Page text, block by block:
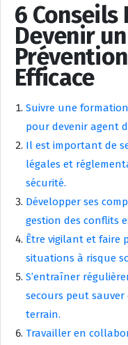
6
Devenir
Efficace
Suivre une
pour devenir agent
Il est important de
légales et
sécurité.
Développer ses
gestion des conflits
Être vigilant et faire
situations à risque
S’entraîner
secours peut sauver
terrain.
Travailler en